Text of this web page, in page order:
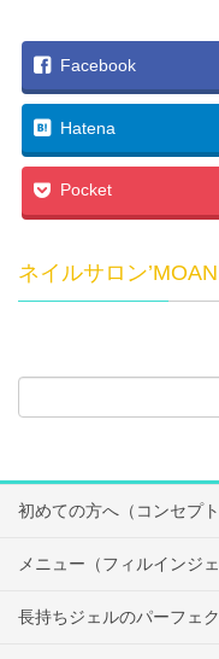
Facebook
Hatena
Pocket
ネイルサロン
初めての方へ（コンセプ
メニュー（フィルインジ
長持ちジェルのパーフェ